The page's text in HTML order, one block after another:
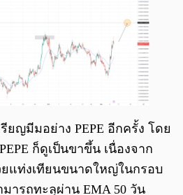
ยญมีมอย่าง PEPE อีกครั้ง โดย
ก็ดูเป็นขาขึ้น เนื่องจาก
ยแท่งเทียนขนาดใหญ่ในกรอบ
ารถทะลุผ่าน EMA 50 วัน